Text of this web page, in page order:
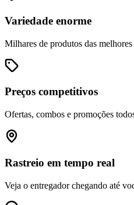
Variedade enorme
Milhares de produtos das melhores
Preços competitivos
Ofertas, combos e promoções
Rastreio em tempo real
Veja o entregador chegando até